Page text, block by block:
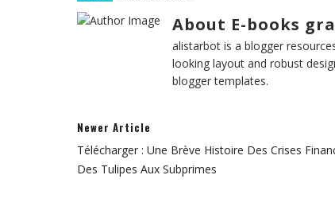
About E-books
alistarbot is a blogger
looking layout and robust
blogger templates.
Newer Article
Télécharger : Une Brève Histoire Des Crises
Des Tulipes Aux Subprimes